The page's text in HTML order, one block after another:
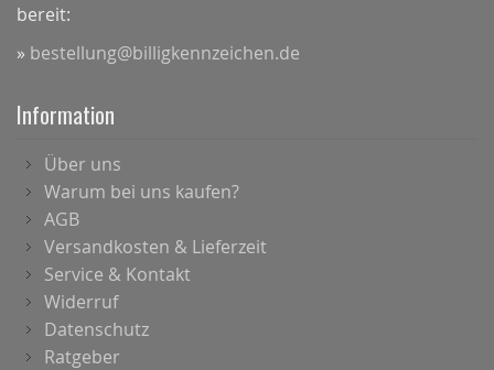
bereit:
» bestellung@billigkennzeichen.de
Information
Über uns
Warum bei uns kaufen?
AGB
Versandkosten & Lieferzeit
Service & Kontakt
Widerruf
Datenschutz
Ratgeber